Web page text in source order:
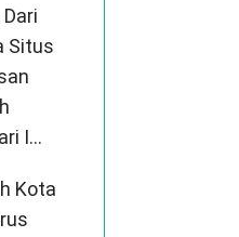
Situs
I...
Kota